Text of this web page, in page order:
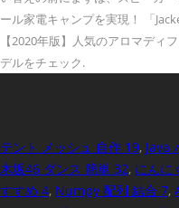
テント メッシュ 自作 19, Java
木坂46 ダンス 簡単 32, にんに
すすめ 4, Numpy 配列 結合 7,